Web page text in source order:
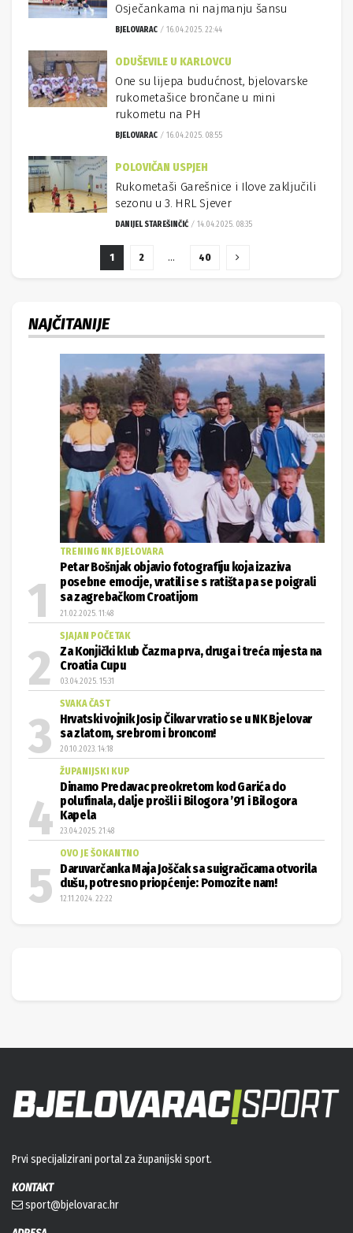
Osječankama ni najmanju šansu
BJELOVARAC 16.04.2025. 22:44
ODUŠEVILE U KARLOVCU
One su lijepa budućnost, bjelovarske
rukometašice brončane u mini
rukometu na PH
BJELOVARAC 16.04.2025. 08:55
POLOVIČAN USPJEH
Rukometaši Garešnice i Ilove zaključili
sezonu u 3. HRL Sjever
DANIJEL STAREŠINČIĆ 14.04.2025. 08:35
1 2 … 40
NAJČITANIJE
TRENING NK BJELOVARA
Petar Bošnjak objavio fotografiju koja izaziva
posebne emocije, vratili se s ratišta pa se poigrali
sa zagrebačkom Croatijom
21.02.2025. 11:48
SJAJAN POČETAK
Za Konjički klub Čazma prva, druga i treća mjesta na
Croatia Cupu
03.04.2025. 15:31
SVAKA ČAST
Hrvatski vojnik Josip Čikvar vratio se u NK Bjelovar
sa zlatom, srebrom i broncom!
20.10.2023. 14:18
ŽUPANIJSKI KUP
Dinamo Predavac preokretom kod Garića do
polufinala, dalje prošli i Bilogora ’91 i Bilogora
Kapela
23.04.2025. 21:48
OVO JE ŠOKANTNO
Daruvarčanka Maja Joščak sa suigračicama otvorila
dušu, potresno priopćenje: Pomozite nam!
12.11.2024. 22:22
Prvi specijalizirani portal za županijski sport.
KONTAKT
sport@bjelovarac.hr